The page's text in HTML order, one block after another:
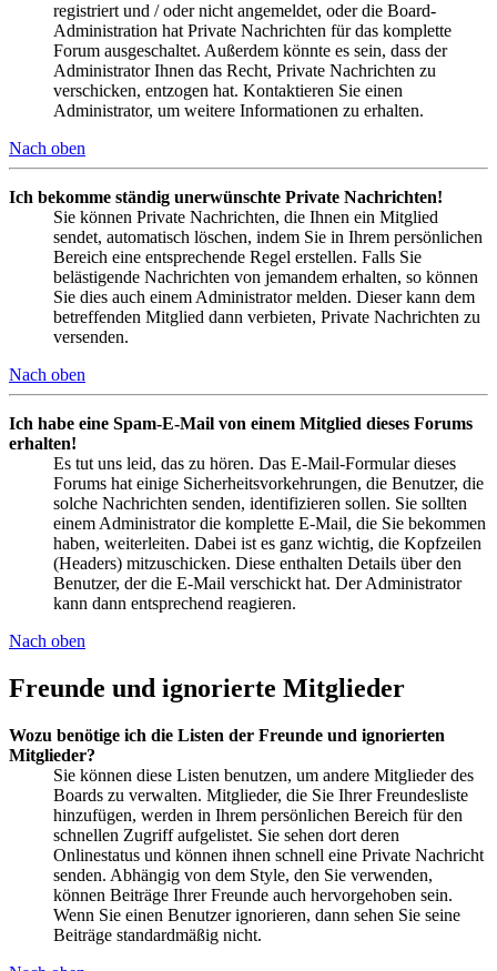
registriert und / oder nicht angemeldet, oder die Board-
Administration hat Private Nachrichten für das komplette
Forum ausgeschaltet. Außerdem könnte es sein, dass der
Administrator Ihnen das Recht, Private Nachrichten zu
verschicken, entzogen hat. Kontaktieren Sie einen
Administrator, um weitere Informationen zu erhalten.
Nach oben
Ich bekomme ständig unerwünschte Private Nachrichten!
Sie können Private Nachrichten, die Ihnen ein Mitglied
sendet, automatisch löschen, indem Sie in Ihrem persönlichen
Bereich eine entsprechende Regel erstellen. Falls Sie
belästigende Nachrichten von jemandem erhalten, so können
Sie dies auch einem Administrator melden. Dieser kann dem
betreffenden Mitglied dann verbieten, Private Nachrichten zu
versenden.
Nach oben
Ich habe eine Spam-E-Mail von einem Mitglied dieses Forums
erhalten!
Es tut uns leid, das zu hören. Das E-Mail-Formular dieses
Forums hat einige Sicherheitsvorkehrungen, die Benutzer, die
solche Nachrichten senden, identifizieren sollen. Sie sollten
einem Administrator die komplette E-Mail, die Sie bekommen
haben, weiterleiten. Dabei ist es ganz wichtig, die Kopfzeilen
(Headers) mitzuschicken. Diese enthalten Details über den
Benutzer, der die E-Mail verschickt hat. Der Administrator
kann dann entsprechend reagieren.
Nach oben
Freunde und ignorierte Mitglieder
Wozu benötige ich die Listen der Freunde und ignorierten
Mitglieder?
Sie können diese Listen benutzen, um andere Mitglieder des
Boards zu verwalten. Mitglieder, die Sie Ihrer Freundesliste
hinzufügen, werden in Ihrem persönlichen Bereich für den
schnellen Zugriff aufgelistet. Sie sehen dort deren
Onlinestatus und können ihnen schnell eine Private Nachricht
senden. Abhängig von dem Style, den Sie verwenden,
können Beiträge Ihrer Freunde auch hervorgehoben sein.
Wenn Sie einen Benutzer ignorieren, dann sehen Sie seine
Beiträge standardmäßig nicht.